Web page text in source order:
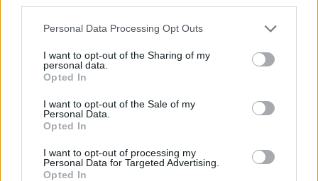
Personal Data Processing Opt Outs
I want to opt-out of the Sharing of my
personal data.
Opted In
I want to opt-out of the Sale of my
Personal Data.
Opted In
I want to opt-out of processing my
Personal Data for Targeted Advertising.
Opted In
na opinii innych osób.
Nie mają potrzeby posiadania wielu znajomych. Trzymają się
raczej swojego środowiska, które znają i w którym czują się
bezpiecznie. Osoby te są czasem mało asertywne i ciężko im
Udostępnij swój wynik!
FacebookTwitter
Wynik
Pozycja tęskniącego